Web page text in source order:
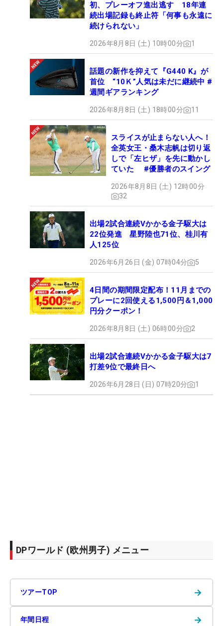
初、プレーオフ進出逃す 18年連
続出場記録も終止符「何事も永遠に
続けられない」
2026年8月8日 (土) 10時00分 1
話題の新作を抑えて『G440 K』が
首位 “10Ｋ”人気は未だに継続中 #
週間ギアランキング
2026年8月8日 (土) 18時00分 11
スライスが止まらない人へ！
全英女王・桑木志帆は切り返
しで「左ヒザ」を先に動かし
ていた #優勝者のスイング
2026年8月8日 (土) 12時00分
32
出場2試合連続Vかかる金子駆大は
22位発進 星野陸也71位、桂川有
人125位
2026年6月26日 (金) 07時04分 5
4日間の期間限定配布！11月までの
プレーに2回使える1,500円＆1,000
円分クーポン！
2026年8月8日 (土) 06時00分 2
出場2試合連続Vかかる金子駆大は7
打差9位で最終日へ
2026年6月28日 (日) 07時20分 1
DPワールド (欧州男子) メニュー
ツアーTOP →
年間日程 →